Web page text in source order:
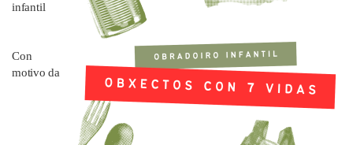
infantil
Con
motivo da